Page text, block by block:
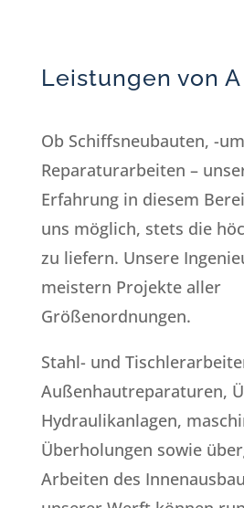
Leistungen von
Ob Schiffsneubauten, -
Reparaturarbeiten –
Erfahrung in diesem
uns möglich, stets die
zu liefern. Unsere
meistern Projekte aller
Größenordnungen.
Stahl- und
Außenhautreparaturen,
Hydraulikanlagen,
Überholungen sowie
Arbeiten des